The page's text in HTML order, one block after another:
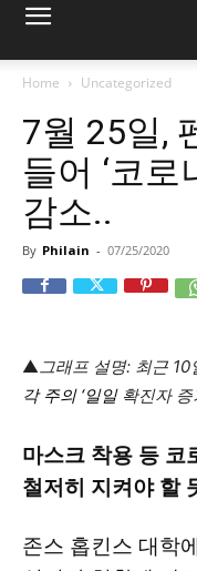
Home Uncategorized
7월 25일,
들어 ‘코로
감소..
By Philain - 07/25/2020
▲그래프 설명: 최근 10
각 주의 ‘일일확진자 증
마스크 착용 등 코
철저히 지켜야 할
존스 홉킨스 대학